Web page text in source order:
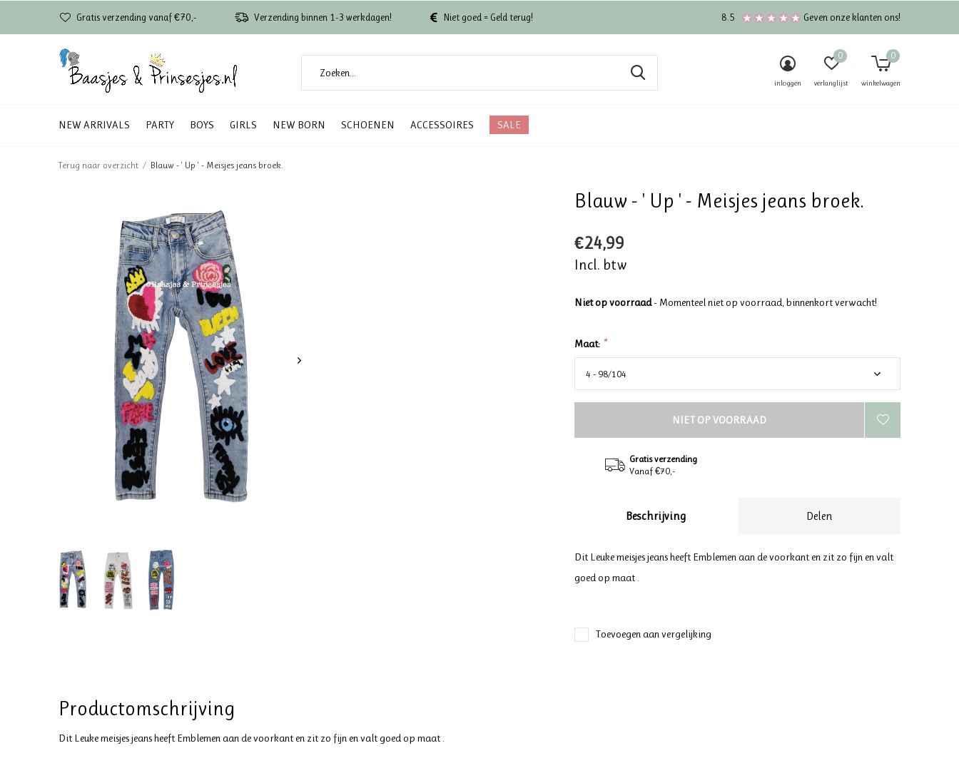
NEW ARRIVALS PARTY BOYS GIRLS NEW BORN SCHOENEN ACCESSOIRES SALE
inloggen verlanglijst
0
winkelwagen
0
Gratis verzending vanaf €70,- Verzending binnen 1-3 werkdagen! Niet goed = Geld terug! 8.5 Geven onze klanten ons!
Terug naar overzicht Blauw - ' Up ' - Meisjes jeans broek.
Blauw - ' Up ' - Meisjes jeans broek.
€24,99
Incl. btw
Niet op voorraad- Momenteel niet op voorraad, binnenkort verwacht!
Maat: *
NIET OP VOORRAAD
Gratis verzending
Vanaf €70,-
Beschrijving Delen
Dit Leuke meisjes jeans heeft Emblemen aan de voorkant en zit zo fijn en valt
goed op maat .
Toevoegen aan vergelijking
Productomschrijving
Dit Leuke meisjes jeans heeft Emblemen aan de voorkant en zit zo fijn en valt goed op maat .